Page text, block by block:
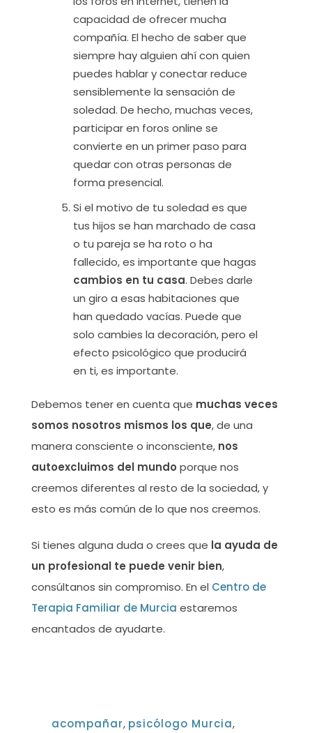
capacidad de ofrecer mucha
compañía. El hecho de saber que
siempre hay alguien ahí con quien
puedes hablar y conectar reduce
sensiblemente la sensación de
soledad. De hecho, muchas veces,
participar en foros online se
convierte en un primer paso para
quedar con otras personas de
forma presencial.
Si el motivo de tu soledad es que
tus hijos se han marchado de casa
o tu pareja se ha roto o ha
fallecido, es importante que hagas
cambios en tu casa. Debes darle
un giro a esas habitaciones que
han quedado vacías. Puede que
solo cambies la decoración, pero el
efecto psicológico que producirá
en ti, es importante.
Debemos tener en cuenta que muchas veces
somos nosotros mismos los que, de una
manera consciente o inconsciente, nos
autoexcluimos del mundo porque nos
creemos diferentes al resto de la sociedad, y
esto es más común de lo que nos creemos.
Si tienes alguna duda o crees que la ayuda de
un profesional te puede venir bien,
consúltanos sin compromiso. En el Centro de
Terapia Familiar de Murcia estaremos
encantados de ayudarte.
acompañar, psicólogo Murcia,